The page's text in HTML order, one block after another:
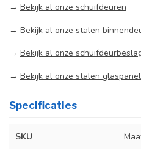
→ Bekijk al onze schuifdeuren
→ Bekijk al onze stalen
→ Bekijk al onze
→ Bekijk al onze stalen
Specificaties
SKU